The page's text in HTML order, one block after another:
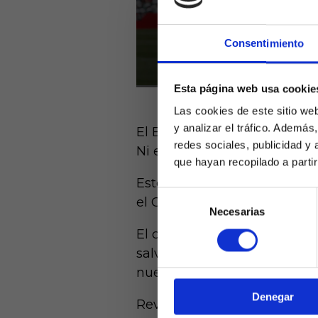
Consentimiento
Esta página web usa
Las cookies de este sitio
y analizar el tráfico.
redes sociales, publicidad y
que hayan recopilado a
Selección
consentimiento
Necesarias
Denegar
mayores de
de
El Espanyol es el peor
Ni el cambio de
Este fin de semana y con
el Cádiz, en uno de los
El conjunto amarillo tiene
salvación. Es lo que tienen
nuevo de lleno en la pelea
Revisando las estadísticas,